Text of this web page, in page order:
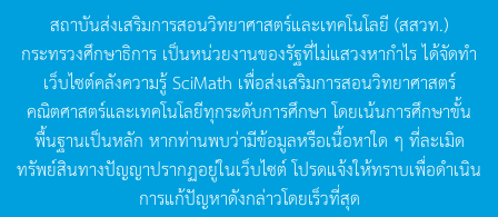
สถาบันส่งเสริมการสอนวิทยาศาสตร์และเทคโนโลยี (สสวท.)
กระทรวงศึกษาธิการ เป็นหน่วยงานของรัฐที่ไม่แสวงหากำไรได้จัดทำ
เว็บไซต์คลังความรู้SciMath เพื่อส่งเสริมการสอนวิทยาศาสตร์
คณิตศาสตร์และเทคโนโลยีทุกระดับการศึกษา โดยเน้นการศึกษาขั้น
พื้นฐานเป็นหลัก หากท่านพบว่ามีข้อมูลหรือเนื้อหาใด ๆ ที่ละเมิด
ทรัพย์สินทางปัญญาปรากฏอยู่ในเว็บไซต์โปรดแจ้งให้ทราบเพื่อดำเนิน
การแก้ปัญหาดังกล่าวโดยเร็วที่สุด